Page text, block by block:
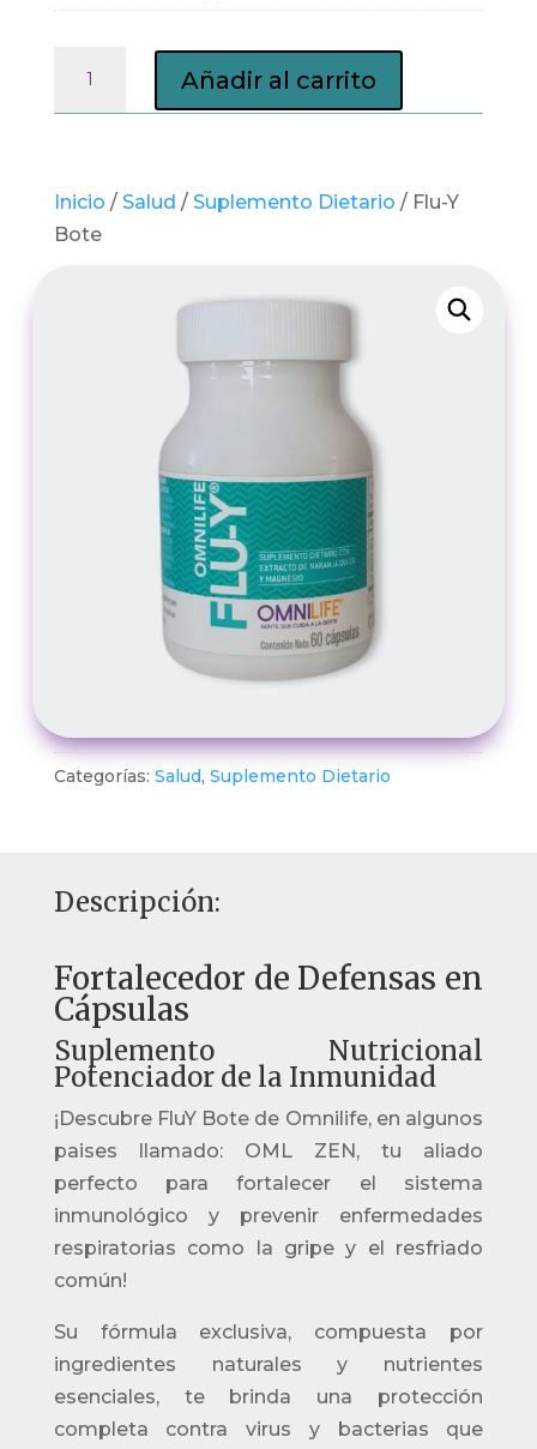
Añadir al carrito
Inicio / Salud / Suplemento Dietario / Flu-Y
Bote
Categorías: Salud, Suplemento Dietario
Descripción:
Fortalecedor de Defensas en
Cápsulas
Suplemento Nutricional
Potenciador de la Inmunidad
¡Descubre FluY Bote de Omnilife, en algunos
paises llamado: OML ZEN, tu aliado
perfecto para fortalecer el sistema
inmunológico y prevenir enfermedades
respiratorias como la gripe y el resfriado
común!
Su fórmula exclusiva, compuesta por
ingredientes naturales y nutrientes
esenciales, te brinda una protección
completa contra virus y bacterias que